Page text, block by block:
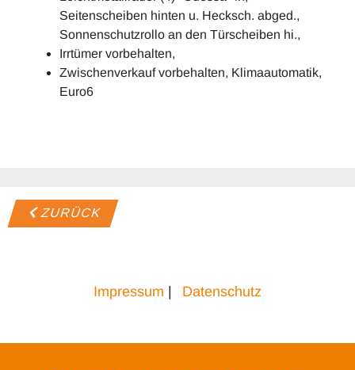
Seitenscheiben hinten u. Hecksch. abged.,
Sonnenschutzrollo an den Türscheiben hi.,
Irrtümer vorbehalten,
Zwischenverkauf vorbehalten, Klimaautomatik,
Euro6
ZURÜCK
Impressum | Datenschutz